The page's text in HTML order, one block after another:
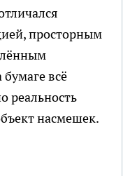
просторным
всё
реальность
насмешек.